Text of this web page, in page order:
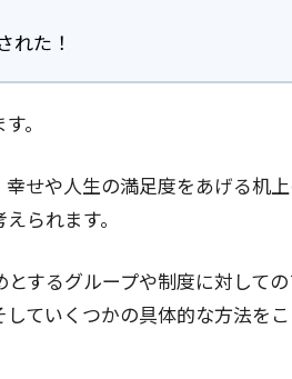
れた！
。
せや人生の満足度をあげる机
られます。
するグループや制度に対して
ていくつかの具体的な方法を